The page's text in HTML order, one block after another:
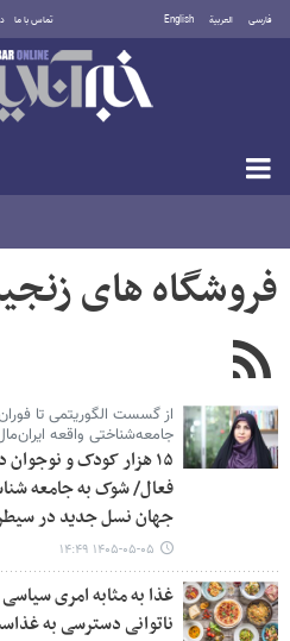
فارسی العربية English تماس با ما
یکشنبه ۱۸ مرداد ۱۴۰۵
فروشگاه های
از گسست الگوریتمی تا
جامعه‌شناختی واقعه
۱۵ هزار کودک و نوجوان
فعال/ شوک به جامعه
جهان نسل جدید در
۱۴۰۵-۰۵-۰۵ ۱۴:۴۹
غذا به مثابه امری
ناتوانی دسترسی به